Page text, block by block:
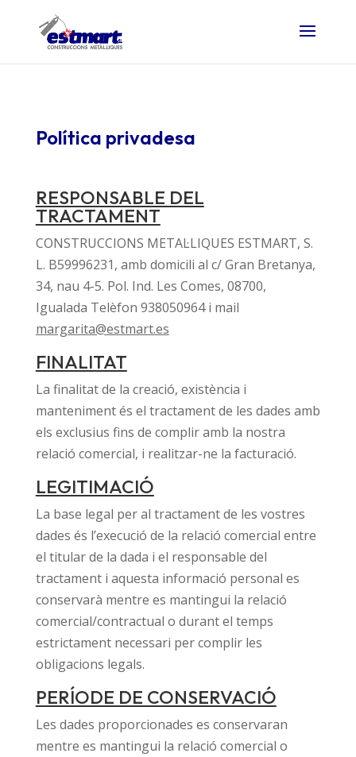
Política privadesa
RESPONSABLE DEL
TRACTAMENT
CONSTRUCCIONS METAL·LIQUES ESTMART, S.
L. B59996231, amb domicili al c/ Gran Bretanya,
34, nau 4-5. Pol. Ind. Les Comes, 08700,
Igualada Telèfon 938050964 i mail
margarita@estmart.es
FINALITAT
La finalitat de la creació, existència i
manteniment és el tractament de les dades amb
els exclusius fins de complir amb la nostra
relació comercial, i realitzar-ne la facturació.
LEGITIMACIÓ
La base legal per al tractament de les vostres
dades és l’execució de la relació comercial entre
el titular de la dada i el responsable del
tractament i aquesta informació personal es
conservarà mentre es mantingui la relació
comercial/contractual o durant el temps
estrictament necessari per complir les
obligacions legals.
PERÍODE DE CONSERVACIÓ
Les dades proporcionades es conservaran
mentre es mantingui la relació comercial o